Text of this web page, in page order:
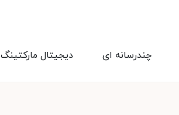
دیجیتال مارکتینگ چندرسانه ای